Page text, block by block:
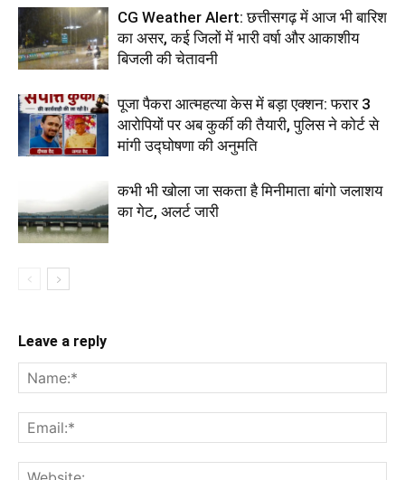
CG Weather Alert: छत्तीसगढ़ में आज भी बारिश
का असर, कई जिलों में भारी वर्षा और आकाशीय
बिजली की चेतावनी
पूजा पैकरा आत्महत्या केस में बड़ा एक्शन: फरार 3
आरोपियों पर अब कुर्की की तैयारी, पुलिस ने कोर्ट से
मांगी उद्घोषणा की अनुमति
कभी भी खोला जा सकता है मिनीमाता बांगो जलाशय
का गेट, अलर्ट जारी
Leave a reply